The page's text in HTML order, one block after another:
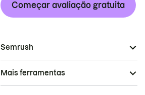
Começar avaliação gratuita
Semrush
Mais ferramentas